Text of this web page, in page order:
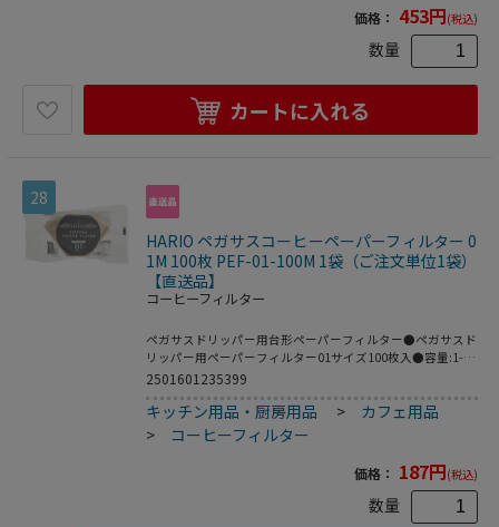
価格： 453円(税込)
数量
カートに入れる
28
HARIO ペガサスコーヒーペーパーフィルター 0
1M 100枚 PEF-01-100M 1袋（ご注文単位1袋）
【直送品】
コーヒーフィルター
ペガサスドリッパー用台形ペーパーフィルター●ペガサスド
リッパー用ペーパーフィルター01サイズ100枚入●容量:1-2
杯用●カラー:ブラウン●サイズ:約幅23×奥行13×高さ
※メーカーの都合により､パッケージ・仕様等は予告なく変
更になる場合がございます｡
2501601235399
キッチン用品・厨房用品 > カフェ用品
> コーヒーフィルター
価格： 187円(税込)
数量